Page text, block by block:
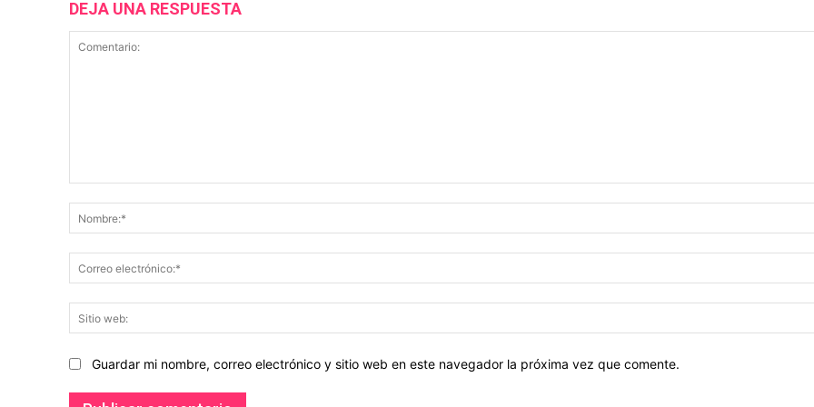
DEJA UNA RESPUESTA
Guardar mi nombre, correo electrónico y sitio web en este navegador la próxima vez que comente.